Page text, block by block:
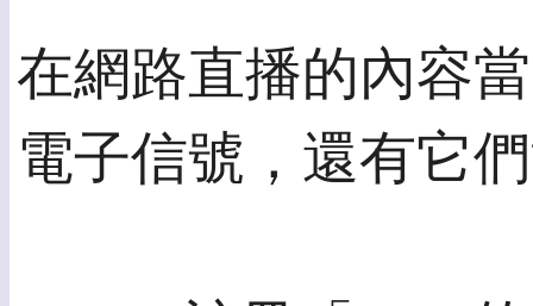
在網路直播的內容
電子信號，還有它